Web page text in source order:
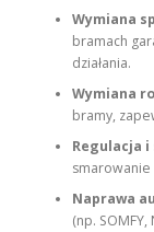
Wymiana
bramach
działania.
Wymiana
bramy,
Regulacja i
smarowanie
Naprawa
(np.